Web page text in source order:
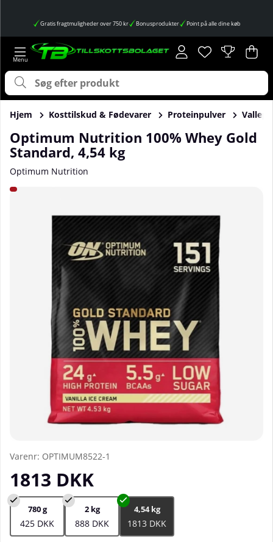
Gratis fragtmuligheder over 750 kr Bonusprodukter Point på alle dine køb
Ønskeliste
Antal på
. .
Hjem Kosttilskud & Fødevarer Proteinpulver
Optimum Nutrition 100% Whey Gold
Standard, 4,54 kg
Optimum Nutrition
Produktbilleder Optimum Nutrition 100% Whey Gold
Varenr: OPTIMUM8522-1
1813 DKK
780 g
425 DKK
2 kg
888 DKK
4,54 kg
1813 DKK